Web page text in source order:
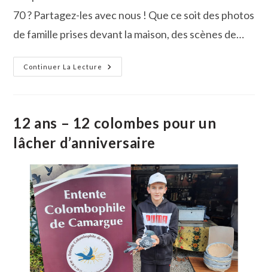
70 ? Partagez-les avec nous ! Que ce soit des photos
de famille prises devant la maison, des scènes de…
Continuer La Lecture
Faites
Revivre
12 ans – 12 colombes pour un
lâcher d’anniversaire